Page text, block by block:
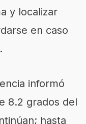
y localizar
en caso
informó
8.2 grados del
hasta